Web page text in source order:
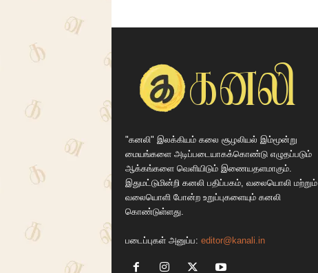
"கனலி" இலக்கியம் கலை சூழலியல் இம்மூன்று
மையங்களை அடிப்படையாகக்கொண்டு எழுதப்படும்
ஆக்கங்களை வெளியிடும் இணையதளமாகும்.
இதுமட்டுமின்றி கனலி பதிப்பகம், வலையொலி மற்றும்
வலையொளி போன்ற உறுப்புகளையும் கனலி
கொண்டுள்ளது.
படைப்புகள் அனுப்ப: editor@kanali.in